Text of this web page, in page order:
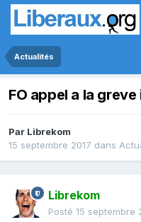
Actualités
FO appel a la
Par Librekom
15 septembre 2017 dans
Librekom
Posté 15 septembre